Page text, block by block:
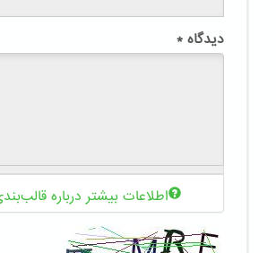
دیدگاه *
اطلاعات بیشتر درباره